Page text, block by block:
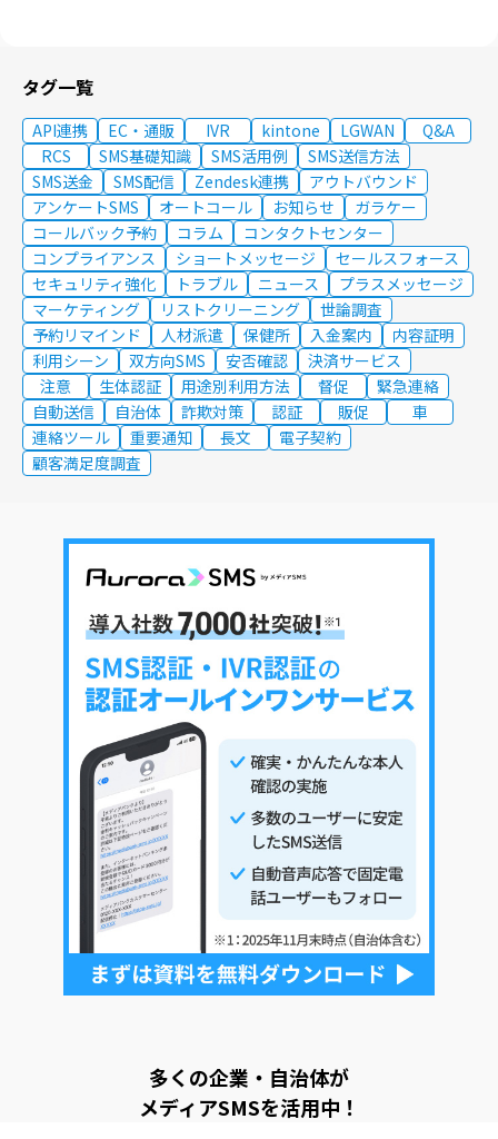
タグ一覧
API連携 EC・通販 IVR kintone LGWAN
Q&A
RCS
SMS基礎知識 SMS活用例
SMS送信方法
SMS送金
SMS配信 Zendesk連携
アウトバウンド
アンケートSMS
オートコール お知らせ
ガラケー
コールバック予約
コラム
コンタクトセンター
コンプライアンス
ショートメッセージ
セールスフォース
セキュリティ強化
トラブル ニュース
プラスメッセージ
マーケティング
リストクリーニング
世論調査
予約リマインド
人材派遣 保健所 入金案内
内容証明
利用シーン
双方向SMS 安否確認
決済サービス
注意
生体認証 用途別利用方法 督促
緊急連絡
自動送信
自治体 詐欺対策 認証 販促
車
連絡ツール
重要通知 長文
電子契約
顧客満足度調査
多くの企業・自治体が
メディアSMSを活用中！